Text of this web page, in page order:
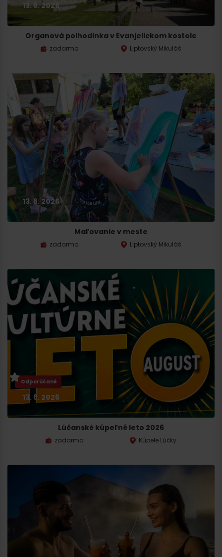
13. 8. 2026
Organová polhodinka v Evanjelickom kostole
zadarmo Liptovský Mikuláš
13. 8. 2026
Maľovanie v meste
zadarmo Liptovský Mikuláš
Odporúčané
13. 8. 2026
Lúčanské kúpeľné leto 2026
zadarmo Kúpele Lúčky
Hľadať